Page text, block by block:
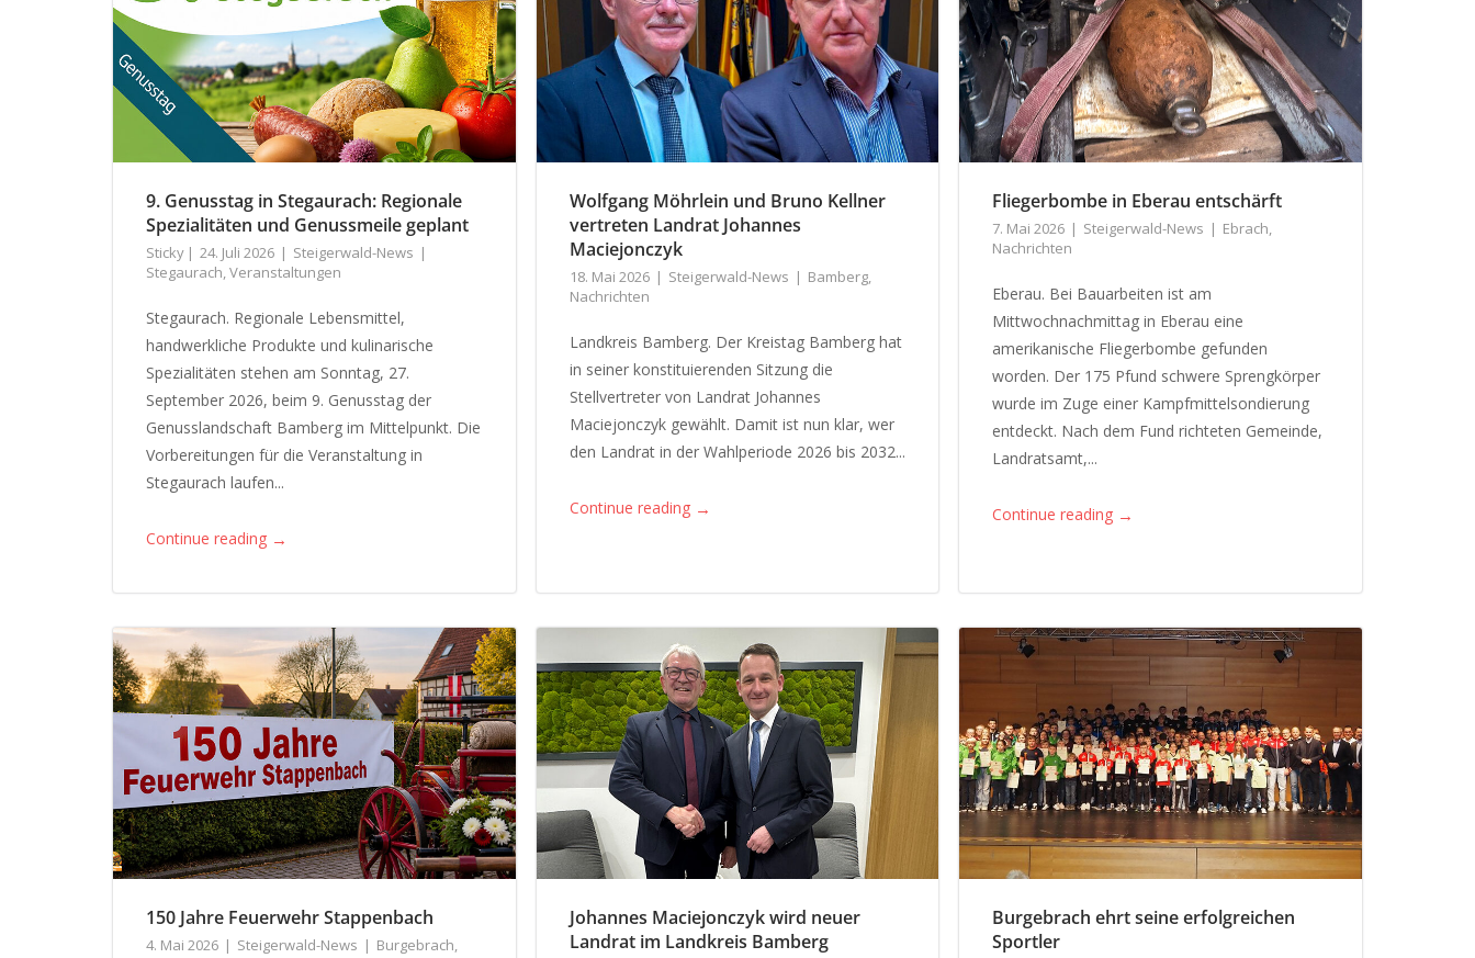
9. Genusstag in Stegaurach: Regionale
Spezialitäten und Genussmeile geplant
Sticky 24. Juli 2026
Steigerwald-News
Stegaurach,Veranstaltungen
Stegaurach. Regionale Lebensmittel,
handwerkliche Produkte und kulinarische
Spezialitäten stehen am Sonntag, 27.
September 2026, beim 9. Genusstag der
Genusslandschaft Bamberg im Mittelpunkt. Die
Vorbereitungen für die Veranstaltung in
Stegaurach laufen...
Continue reading →
Wolfgang Möhrlein und Bruno Kellner
vertreten Landrat Johannes
Maciejonczyk
18. Mai 2026 Steigerwald-News Bamberg,
Nachrichten
Landkreis Bamberg. Der Kreistag Bamberg hat
in seiner konstituierenden Sitzung die
Stellvertreter von Landrat Johannes
Maciejonczyk gewählt. Damit ist nun klar, wer
den Landrat in der Wahlperiode 2026 bis 2032...
Continue reading →
Fliegerbombe in Eberau entschärft
7. Mai 2026 Steigerwald-News Ebrach,
Nachrichten
Eberau. Bei Bauarbeiten ist am
Mittwochnachmittag in Eberau eine
amerikanische Fliegerbombe gefunden
worden. Der 175 Pfund schwere Sprengkörper
wurde im Zuge einer Kampfmittelsondierung
entdeckt. Nach dem Fund richteten Gemeinde,
Landratsamt,...
Continue reading →
150 Jahre Feuerwehr Stappenbach
4. Mai 2026 Steigerwald-News Burgebrach,
Johannes Maciejonczyk wird neuer
Landrat im Landkreis Bamberg
Burgebrach ehrt seine erfolgreichen
Sportler